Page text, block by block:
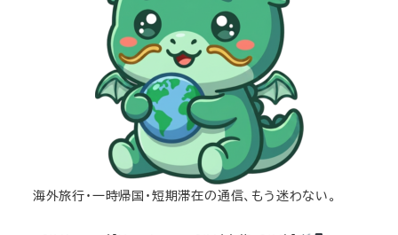
海外旅行・一時帰国・短期滞在の通信、もう迷わない。